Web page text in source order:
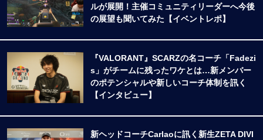
ルが展開！主催コミュニティリーダーへ今後
の展望も聞いてみた【イベントレポ】
『VALORANT』SCARZの名コーチ「Fadezi
s」がチームに残ったワケとは…新メンバー
のポテンシャルや新しいコーチ体制を訊く
【インタビュー】
新ヘッドコーチCarlaoに訊く新生ZETA DIVI